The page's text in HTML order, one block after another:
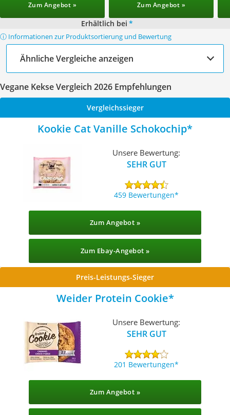
Zum Angebot » Zum Angebot »
Erhältlich bei *
ⓘ Informationen zur Produktsortierung und Bewertung
Ähnliche Vergleiche anzeigen
Vegane Kekse Vergleich 2026 Empfehlungen
Vergleichssieger
Kookie Cat Vanille Schokochip
Unsere Bewertung:
SEHR GUT
459 Bewertungen
Zum Angebot »
Zum Ebay-Angebot »
Preis-Leistungs-Sieger
Weider Protein Cookie
Unsere Bewertung:
SEHR GUT
201 Bewertungen
Zum Angebot »